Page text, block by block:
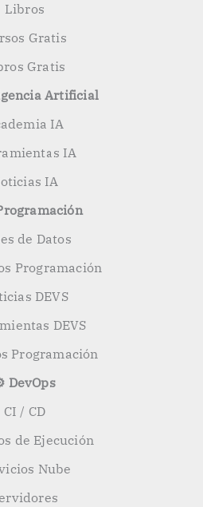
Libros
Gratis
Gratis
Artificial
IA
IA
IA
de Datos
Programación
DEVS
DEVS
Programación
DevOps
CI / CD
de Ejecución
Nube